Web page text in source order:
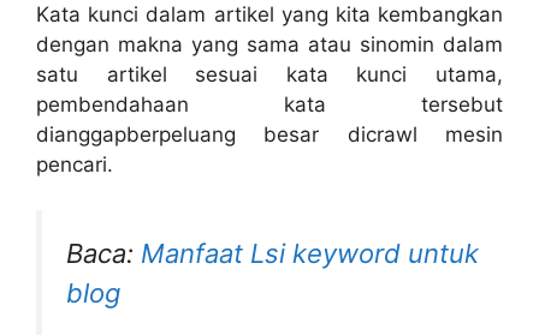
Kata kunci dalam artikel yang kita kembangkan
dengan makna yang sama atau sinomin dalam
satu artikel sesuai kata kunci utama,
pembendahaan kata tersebut
dianggapberpeluang besar dicrawl mesin
pencari.
Baca: Manfaat Lsi keyword untuk
blog